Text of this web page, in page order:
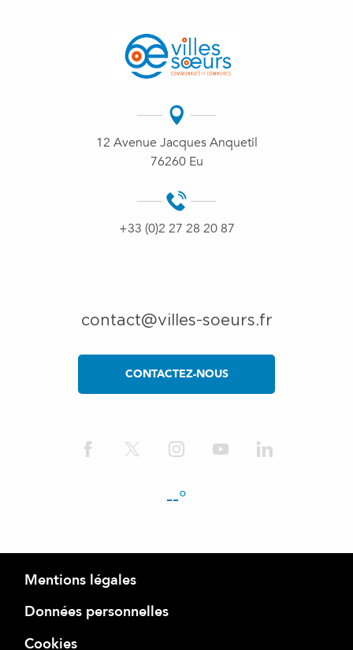
12 Avenue Jacques Anquetil
76260 Eu
+33 (0)2 27 28 20 87
contact@villes-soeurs.fr
CONTACTEZ-NOUS
--°
Mentions légales
Données personnelles
Cookies